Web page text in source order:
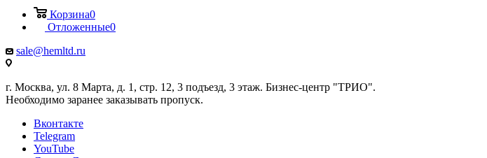
Корзина0
Отложенные0
sale@hemltd.ru
г. Москва, ул. 8 Марта, д. 1, стр. 12, 3 подъезд, 3 этаж. Бизнес-центр "ТРИО".
Необходимо заранее заказывать пропуск.
Вконтакте
Telegram
YouTube